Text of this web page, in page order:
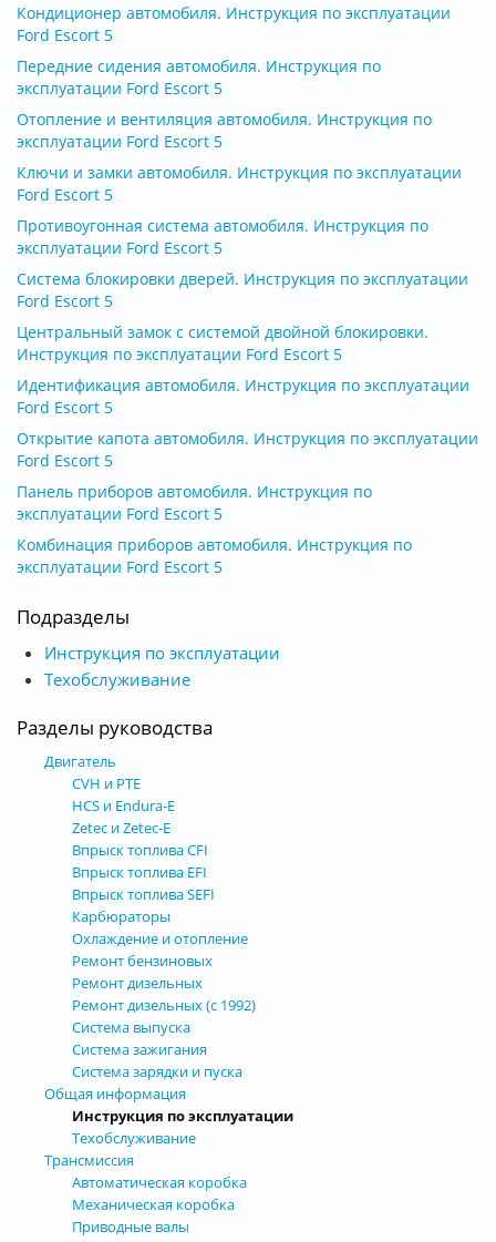
Кондиционер автомобиля. Инструкция по эксплуатации
Ford Escort 5
Передние сидения автомобиля. Инструкция по
эксплуатации Ford Escort 5
Отопление и вентиляция автомобиля. Инструкция по
эксплуатации Ford Escort 5
Ключи и замки автомобиля. Инструкция по эксплуатации
Ford Escort 5
Противоугонная система автомобиля. Инструкция по
эксплуатации Ford Escort 5
Система блокировки дверей. Инструкция по эксплуатации
Ford Escort 5
Центральный замок с системой двойной блокировки.
Инструкция по эксплуатации Ford Escort 5
Идентификация автомобиля. Инструкция по эксплуатации
Ford Escort 5
Открытие капота автомобиля. Инструкция по эксплуатации
Ford Escort 5
Панель приборов автомобиля. Инструкция по
эксплуатации Ford Escort 5
Комбинация приборов автомобиля. Инструкция по
эксплуатации Ford Escort 5
Подразделы
Инструкция по эксплуатации
Техобслуживание
Разделы руководства
Двигатель
CVH и РТЕ
HCS и Endura-E
Zetec и Zetec-E
Впрыск топлива CFI
Впрыск топлива EFI
Впрыск топлива SEFI
Карбюраторы
Охлаждение и отопление
Ремонт бензиновых
Ремонт дизельных
Ремонт дизельных (с 1992)
Система выпуска
Система зажигания
Система зарядки и пуска
Общая информация
Инструкция по эксплуатации
Техобслуживание
Трансмиссия
Автоматическая коробка
Механическая коробка
Приводные валы